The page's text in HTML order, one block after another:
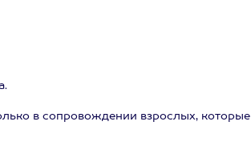
в сопровождении взрослых, которые